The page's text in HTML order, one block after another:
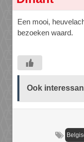
Een mooi,
bezoeken waard.
Ook